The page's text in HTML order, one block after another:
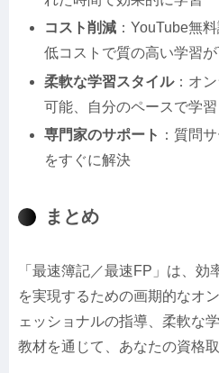
コスト削減 ：YouTube無
低コストで質の高い学習
柔軟な学習スタイル：オ
可能、自分のペースで学習
専門家のサポート ：質問
をすぐに解決
まとめ
「最速簿記／最速FP」は、
を実現するための画期的なオ
ェッショナルの指導、柔軟な
教材を通じて、あなたの資格